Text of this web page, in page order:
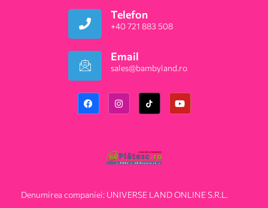
Telefon
+40 721 883 508
Email
sales@bambyland.ro​
Denumirea companiei: UNIVERSE LAND ONLINE S.R.L.